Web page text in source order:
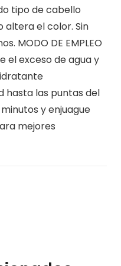
tipo de cabello
altera el color. Sin
MODO DE EMPLEO
el exceso de agua y
hasta las puntas del
y enjuague
mejores